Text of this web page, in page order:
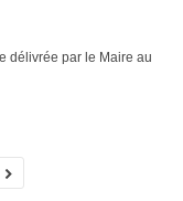
délivrée par le Maire au